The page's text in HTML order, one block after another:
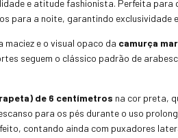
e atitude fashionista. Perfeita para
a noite, garantindo exclusividade
maciez e o visual opaco da camurça
seguem o clássico padrão de
de 6 centímetros na cor preta,
para os pés durante o uso
contando ainda com puxadores